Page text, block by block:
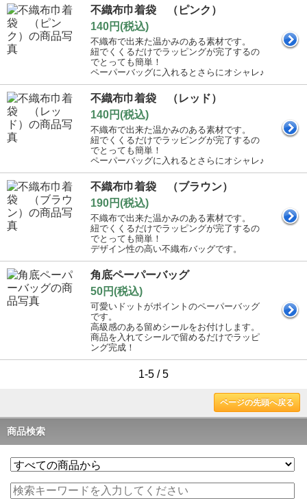
不織布巾着袋 （ピンク）
140円(税込)
不織布で出来た温かみのある素材です。
紐でくくるだけでラッピングが完了するの
でとっても簡単！
ペーパーバッグに入れるとさらにオシャレ♪
不織布巾着袋 （レッド）
140円(税込)
不織布で出来た温かみのある素材です。
紐でくくるだけでラッピングが完了するの
でとっても簡単！
ペーパーバッグに入れるとさらにオシャレ♪
不織布巾着袋 （ブラウン）
190円(税込)
不織布で出来た温かみのある素材です。
紐でくくるだけでラッピングが完了するの
でとっても簡単！
デザイン性の高い不織布バッグです。
角底ペーパーバッグ
50円(税込)
可愛いドットがポイントのペーパーバッグ
です。
高級感のある留めシールをお付けします。
商品を入れてシールで留めるだけでラッピ
ング完成！
1-5 / 5
ページの先頭へ戻る
商品検索